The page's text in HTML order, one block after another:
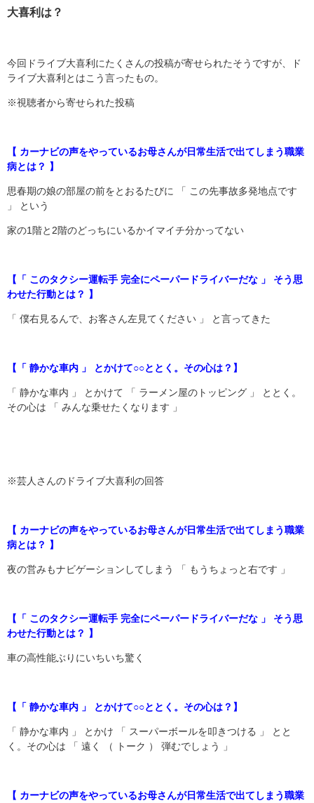
大喜利は？
今回ドライブ大喜利にたくさんの投稿が寄せられたそうですが、ド
ライブ大喜利とはこう言ったもの。
※視聴者から寄せられた投稿
【 カーナビの声をやっているお母さんが日常生活で出てしまう職業
病とは？ 】
思春期の娘の部屋の前をとおるたびに 「 この先事故多発地点です
」 という
家の1階と2階のどっちにいるかイマイチ分かってない
【「 このタクシー運転手 完全にペーパードライバーだな 」 そう思
わせた行動とは？ 】
「 僕右見るんで、お客さん左見てください 」 と言ってきた
【「 静かな車内 」 とかけて○○ととく。その心は？】
「 静かな車内 」 とかけて 「 ラーメン屋のトッピング 」 ととく。
その心は 「 みんな乗せたくなります 」
※芸人さんのドライブ大喜利の回答
【 カーナビの声をやっているお母さんが日常生活で出てしまう職業
病とは？ 】
夜の営みもナビゲーションしてしまう 「 もうちょっと右です 」
【「 このタクシー運転手 完全にペーパードライバーだな 」 そう思
わせた行動とは？ 】
車の高性能ぶりにいちいち驚く
【「 静かな車内 」 とかけて○○ととく。その心は？】
「 静かな車内 」 とかけ 「 スーパーボールを叩きつける 」 とと
く。その心は 「 遠く （ トーク ） 弾むでしょう 」
【 カーナビの声をやっているお母さんが日常生活で出てしまう職業